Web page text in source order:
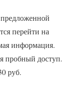
перейти на
информация.
пробный доступ.
руб.